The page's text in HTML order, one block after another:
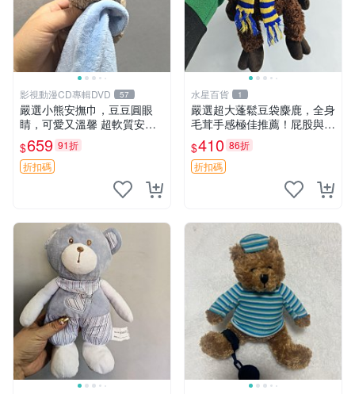
影視動漫CD專輯DVD 57
嚴選小熊安撫巾，豆豆圓眼
睛，可愛又溫馨 超軟質安撫
巾，豆豆設計，哄睡好幫手
約克豆豆眼安撫巾 數碼豆豆
眼
$659 91折
折扣碼
水星百貨 1
嚴選超大蓬鬆豆袋麋鹿，全身
毛茸手感極佳推薦！屁股與四
肢填充均勻，適合收藏與孩童
共賞。 麋鹿 豆袋 毛茸玩具
$410 86折
折扣碼